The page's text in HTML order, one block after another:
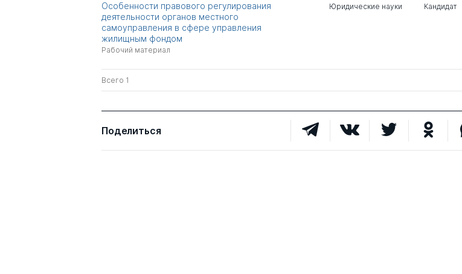
Особенности правового регулирования
деятельности органов местного
самоуправления в сфере управления
жилищным фондом
Рабочий материал
Юридические науки Кандидат
Всего 1
Поделиться